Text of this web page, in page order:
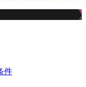
件